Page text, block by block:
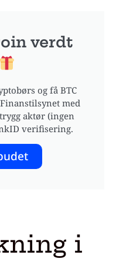
verdt
og få BTC
med
aktør (ingen
verifisering.
i